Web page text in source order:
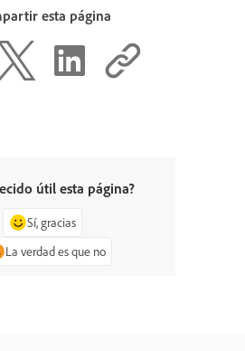
esta página
útil esta página?
Sí, gracias
La verdad es que no